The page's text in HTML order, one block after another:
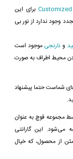
برای این
وجود ندارد از نور بی
و نارنجیموجود است
محیط اطراف به صورت
های شماست حتما پیشنهاد
مجموعه قوچ به عنوان
می‌شود. این گارانتی
از محصول، که خیال